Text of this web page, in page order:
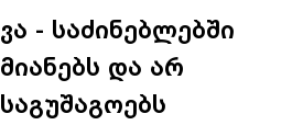
- საძინებლებში
და არ